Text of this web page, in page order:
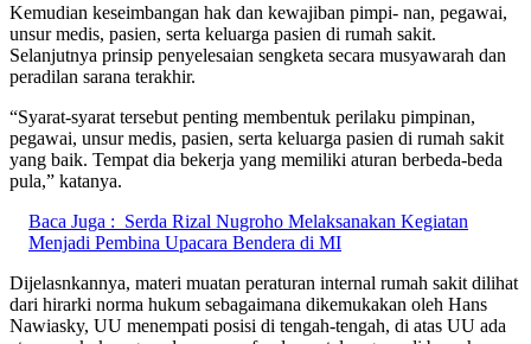
Kemudian keseimbangan hak dan kewajiban pimpi- nan, pegawai,
unsur medis, pasien, serta keluarga pasien di rumah sakit.
Selanjutnya prinsip penyelesaian sengketa secara musyawarah dan
peradilan sarana terakhir.
“Syarat-syarat tersebut penting membentuk perilaku pimpinan,
pegawai, unsur medis, pasien, serta keluarga pasien di rumah sakit
yang baik. Tempat dia bekerja yang memiliki aturan berbeda-beda
pula,” katanya.
Baca Juga : Serda Rizal Nugroho Melaksanakan Kegiatan
Menjadi Pembina Upacara Bendera di MI
Dijelasnkannya, materi muatan peraturan internal rumah sakit dilihat
dari hirarki norma hukum sebagaimana dikemukakan oleh Hans
Nawiasky, UU menempati posisi di tengah-tengah, di atas UU ada